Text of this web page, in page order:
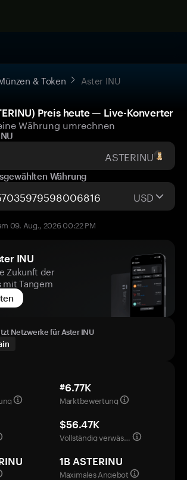
& Token Aster INU
Preis heute — Live-Konverter
Währung umrechnen
ASTERINU
Währung
USD
09. Aug., 2026 00:22 PM
INU
Zukunft der
mit Tangem
Netzwerke für Aster INU
#6.77K
Marktbewertung
$56.47K
Vollständig verwässerte Bewertung
1B ASTERINU
Maximales Angebot